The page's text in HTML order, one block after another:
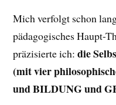
Mich verfolgt schon
pädagogisches Haupt-
präzisierte ich:die
(mit vier
und BILDUNG und